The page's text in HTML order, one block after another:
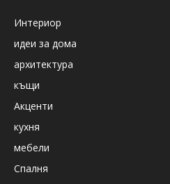
Интериор
идеи за дома
архитектура
къщи
Акценти
кухня
мебели
Спалня